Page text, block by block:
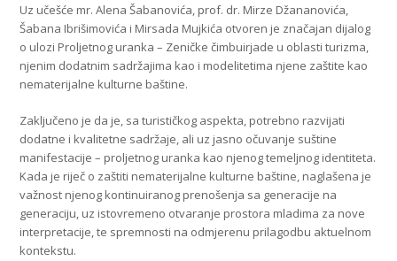
Uz učešće mr. Alena Šabanovića, prof. dr. Mirze Džananovića,
Šabana Ibrišimovića i Mirsada Mujkića otvoren je značajan dijalog
o ulozi Proljetnog uranka – Zeničke čimbuirjade u oblasti turizma,
njenim dodatnim sadržajima kao i modelitetima njene zaštite kao
nematerijalne kulturne baštine.
Zaključeno je da je, sa turističkog aspekta, potrebno razvijati
dodatne i kvalitetne sadržaje, ali uz jasno očuvanje suštine
manifestacije – proljetnog uranka kao njenog temeljnog identiteta.
Kada je riječ o zaštiti nematerijalne kulturne baštine, naglašena je
važnost njenog kontinuiranog prenošenja sa generacije na
generaciju, uz istovremeno otvaranje prostora mladima za nove
interpretacije, te spremnosti na odmjerenu prilagodbu aktuelnom
kontekstu.